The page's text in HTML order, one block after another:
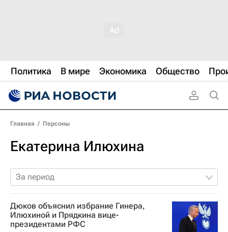
Политика В мире Экономика Общество
Главная / Персоны
Екатерина Илюхина
За период
Дюков объяснил избрание Гинера,
Илюхиной и Прядкина вице-
президентами РФС